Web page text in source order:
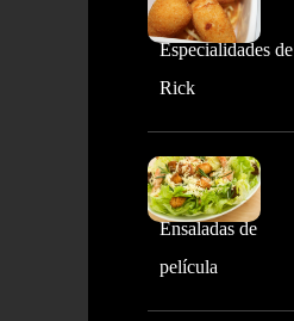
Especialidades de
Rick
Ensaladas de
película